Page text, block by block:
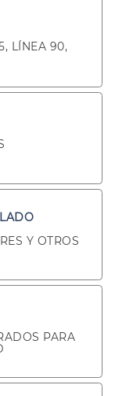
LÍNEA 90,
Y OTROS
PARA